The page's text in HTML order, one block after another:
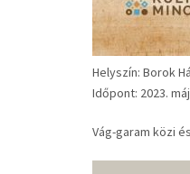
Helyszín: Borok
Időpont: 2023.
Vág-garam közi